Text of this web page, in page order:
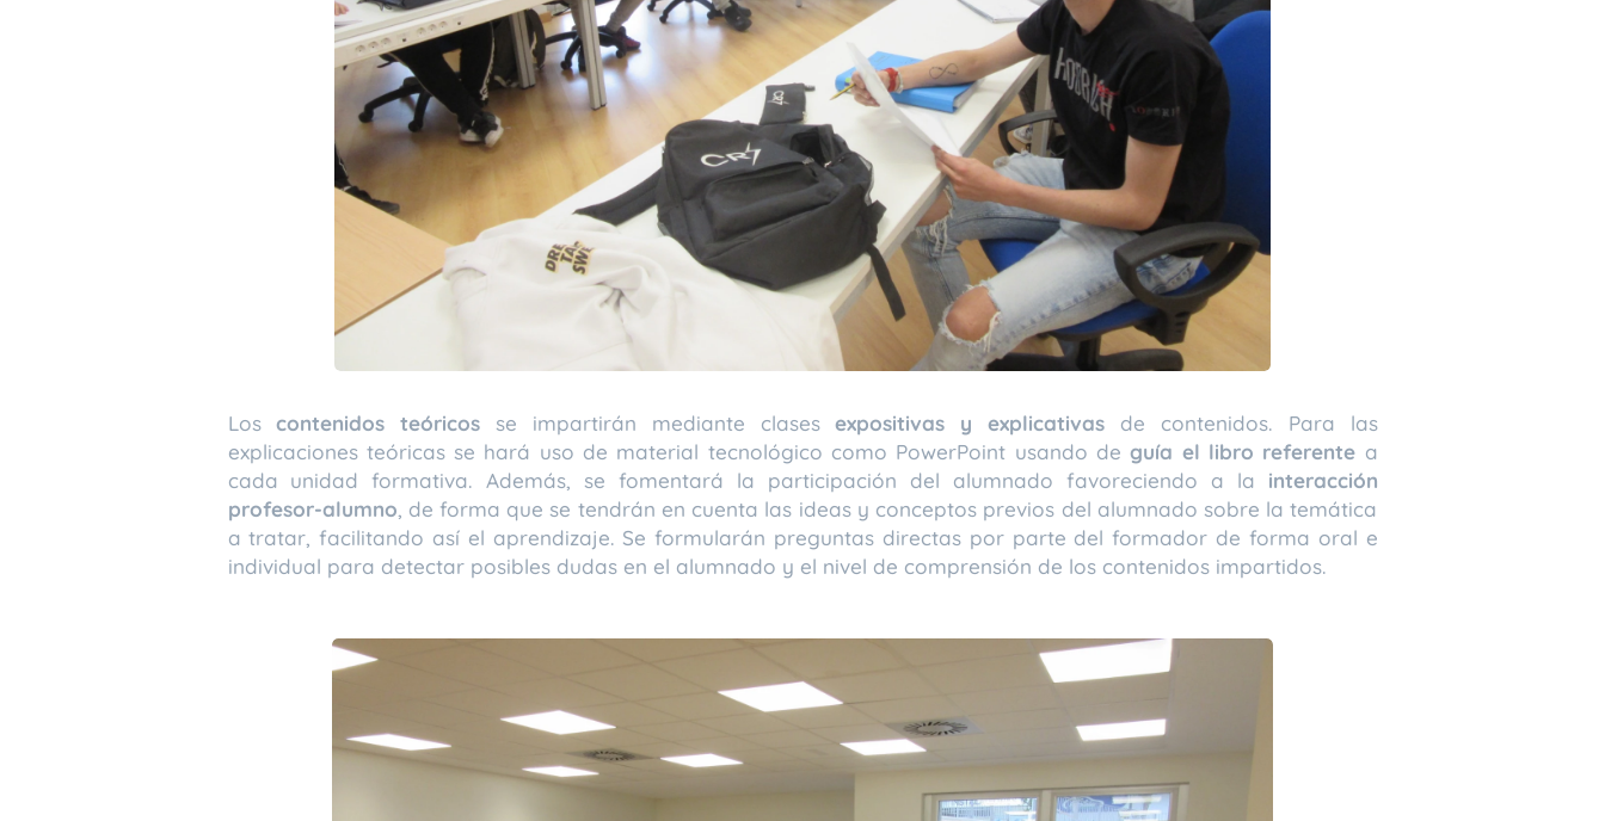
Loscontenidos teóricos se impartirán mediante clasesexpositivas y explicativas de contenidos. Para las
explicaciones teóricas se hará uso de material tecnológico como PowerPoint usando deguía el libro referente a
cada unidad formativa. Además, se fomentará la participación del alumnado favoreciendo a la interacción
profesor-alumno, de forma que se tendrán en cuenta las ideas y conceptos previos del alumnado sobre la temática
a tratar, facilitando así el aprendizaje. Se formularán preguntas directas por parte del formador de forma oral e
individual para detectar posibles dudas en el alumnado y el nivel de comprensión de los contenidos impartidos.